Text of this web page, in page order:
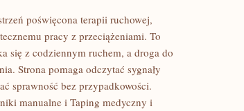
poświęcona terapii ruchowej,
pracy z przeciążeniami. To
się z codziennym ruchem, a droga do
Strona pomaga odczytać sygnały
sprawność bez przypadkowości.
manualne i Taping medyczny i